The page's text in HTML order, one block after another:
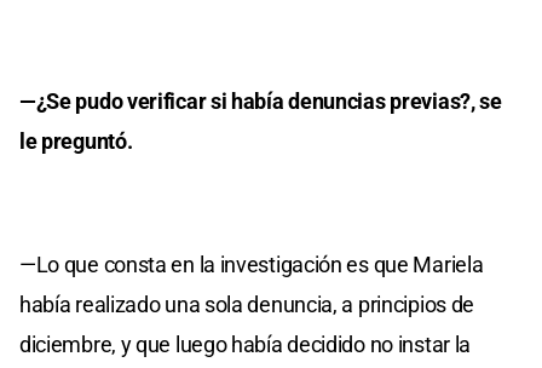
—¿Se pudo verificar si había denuncias previas?, se
le preguntó.
—Lo que consta en la investigación es que Mariela
había realizado una sola denuncia, a principios de
diciembre, y que luego había decidido no instar la